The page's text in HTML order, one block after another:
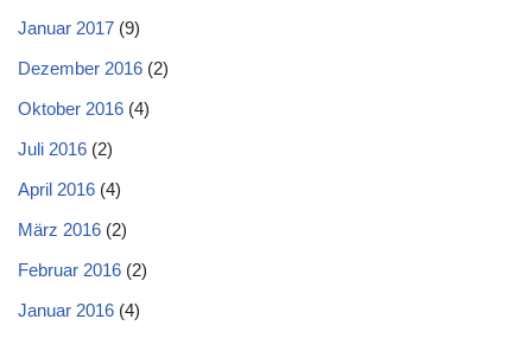
Januar 2017 (9)
Dezember 2016 (2)
Oktober 2016 (4)
Juli 2016 (2)
April 2016 (4)
März 2016 (2)
Februar 2016 (2)
Januar 2016 (4)